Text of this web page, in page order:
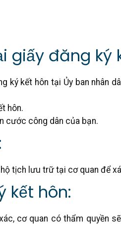
giấy đăng ký
ký kết hôn tại Ủy ban nhân
hôn.
cước công dân của bạn.
tịch lưu trữ tại cơ quan để
kết hôn:
cơ quan có thẩm quyền